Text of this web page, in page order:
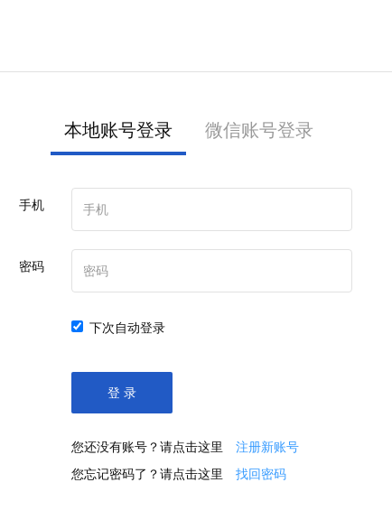
本地账号登录 微信账号登录
手机
密码
下次自动登录
您还没有账号？请点击这里
注册新账号
您忘记密码了？请点击这里
找回密码